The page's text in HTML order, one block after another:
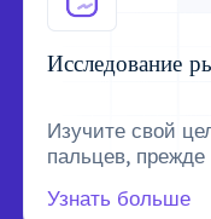
Исследование
Изучите свой
пальцев, прежде
Узнать больше